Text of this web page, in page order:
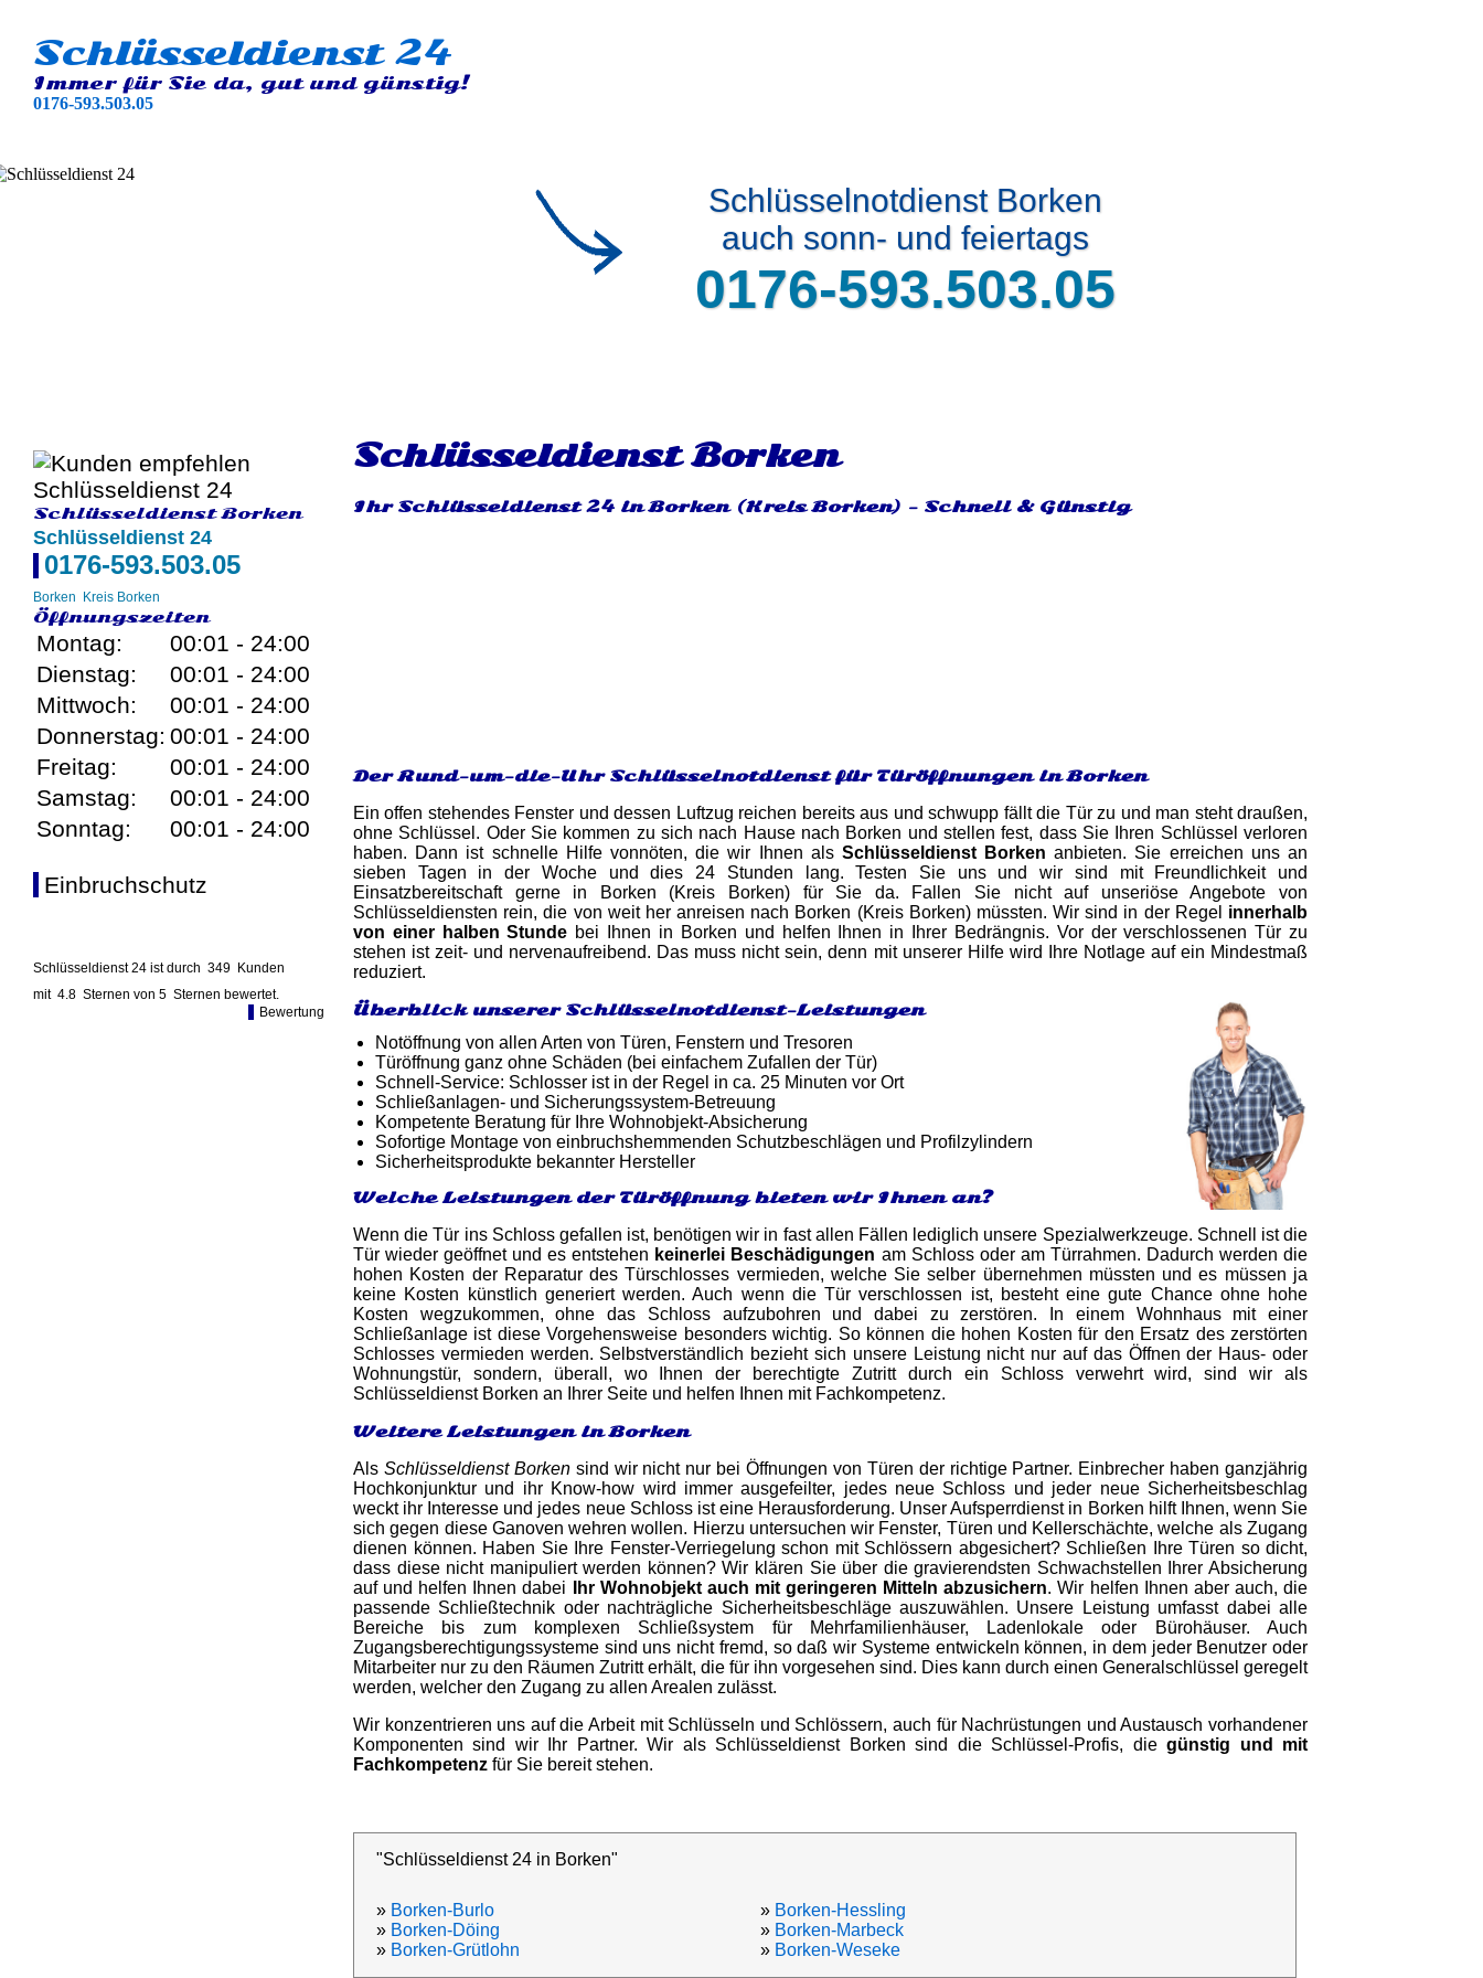
Schlüsseldienst 24
Immer für Sie da, gut und günstig!
0176-593.503.05
Schlüsselnotdienst Borken
auch sonn- und feiertags
0176-593.503.05
Schlüsseldienst Borken
Schlüsseldienst 24
0176-593.503.05
Borken Kreis Borken
Öffnungszeiten
Montag:
00:01 - 24:00
Dienstag:
00:01 - 24:00
Mittwoch:
00:01 - 24:00
Donnerstag: 00:01 - 24:00
Freitag:
00:01 - 24:00
Samstag:
00:01 - 24:00
Sonntag:
00:01 - 24:00
Einbruchschutz
Schlüsseldienst 24 ist durch 349 Kunden
mit 4.8 Sternen von 5 Sternen bewertet.
Bewertung
Schlüsseldienst Borken
Ihr Schlüsseldienst 24 in Borken (Kreis Borken) - Schnell & Günstig
Der Rund-um-die-Uhr Schlüsselnotdienst für Türöffnungen in Borken
Ein offen stehendes Fenster und dessen Luftzug reichen bereits aus und schwupp fällt die Tür zu und man steht draußen,
ohne Schlüssel. Oder Sie kommen zu sich nach Hause nach Borken und stellen fest, dass Sie Ihren Schlüssel verloren
haben. Dann ist schnelle Hilfe vonnöten, die wir Ihnen als Schlüsseldienst Borken anbieten. Sie erreichen uns an
sieben Tagen in der Woche und dies 24 Stunden lang. Testen Sie uns und wir sind mit Freundlichkeit und
Einsatzbereitschaft gerne in Borken (Kreis Borken) für Sie da. Fallen Sie nicht auf unseriöse Angebote von
Schlüsseldiensten rein, die von weit her anreisen nach Borken (Kreis Borken) müssten. Wir sind in der Regel innerhalb
von einer halben Stunde bei Ihnen in Borken und helfen Ihnen in Ihrer Bedrängnis. Vor der verschlossenen Tür zu
stehen ist zeit- und nervenaufreibend. Das muss nicht sein, denn mit unserer Hilfe wird Ihre Notlage auf ein Mindestmaß
reduziert.
Überblick unserer Schlüsselnotdienst-Leistungen
Notöffnung von allen Arten von Türen, Fenstern und Tresoren
Türöffnung ganz ohne Schäden (bei einfachem Zufallen der Tür)
Schnell-Service: Schlosser ist in der Regel in ca. 25 Minuten vor Ort
Schließanlagen- und Sicherungssystem-Betreuung
Kompetente Beratung für Ihre Wohnobjekt-Absicherung
Sofortige Montage von einbruchshemmenden Schutzbeschlägen und Profilzylindern
Sicherheitsprodukte bekannter Hersteller
Welche Leistungen der Türöffnung bieten wir Ihnen an?
Wenn die Tür ins Schloss gefallen ist, benötigen wir in fast allen Fällen lediglich unsere Spezialwerkzeuge. Schnell ist die
Tür wieder geöffnet und es entstehen keinerlei Beschädigungen am Schloss oder am Türrahmen. Dadurch werden die
hohen Kosten der Reparatur des Türschlosses vermieden, welche Sie selber übernehmen müssten und es müssen ja
keine Kosten künstlich generiert werden. Auch wenn die Tür verschlossen ist, besteht eine gute Chance ohne hohe
Kosten wegzukommen, ohne das Schloss aufzubohren und dabei zu zerstören. In einem Wohnhaus mit einer
Schließanlage ist diese Vorgehensweise besonders wichtig. So können die hohen Kosten für den Ersatz des zerstörten
Schlosses vermieden werden. Selbstverständlich bezieht sich unsere Leistung nicht nur auf das Öffnen der Haus- oder
Wohnungstür, sondern, überall, wo Ihnen der berechtigte Zutritt durch ein Schloss verwehrt wird, sind wir als
Schlüsseldienst Borken an Ihrer Seite und helfen Ihnen mit Fachkompetenz.
Weitere Leistungen in Borken
Als Schlüsseldienst Borkensind wir nicht nur bei Öffnungen von Türen der richtige Partner. Einbrecher haben ganzjährig
Hochkonjunktur und ihr Know-how wird immer ausgefeilter, jedes neue Schloss und jeder neue Sicherheitsbeschlag
weckt ihr Interesse und jedes neue Schloss ist eine Herausforderung. Unser Aufsperrdienst in Borken hilft Ihnen, wenn Sie
sich gegen diese Ganoven wehren wollen. Hierzu untersuchen wir Fenster, Türen und Kellerschächte, welche als Zugang
dienen können. Haben Sie Ihre Fenster-Verriegelung schon mit Schlössern abgesichert? Schließen Ihre Türen so dicht,
dass diese nicht manipuliert werden können? Wir klären Sie über die gravierendsten Schwachstellen Ihrer Absicherung
auf und helfen Ihnen dabei
Ihr Wohnobjekt auch mit geringeren Mitteln abzusichern. Wir helfen Ihnen aber auch, die
passende Schließtechnik oder nachträgliche Sicherheitsbeschläge auszuwählen. Unsere Leistung umfasst dabei alle
Bereiche bis zum komplexen Schließsystem für Mehrfamilienhäuser, Ladenlokale oder Bürohäuser. Auch
Zugangsberechtigungssysteme sind uns nicht fremd, so daß wir Systeme entwickeln können, in dem jeder Benutzer oder
Mitarbeiter nur zu den Räumen Zutritt erhält, die für ihn vorgesehen sind. Dies kann durch einen Generalschlüssel geregelt
werden, welcher den Zugang zu allen Arealen zulässt.
Wir konzentrieren uns auf die Arbeit mit Schlüsseln und Schlössern, auch für Nachrüstungen und Austausch vorhandener
Komponenten sind wir Ihr Partner. Wir als Schlüsseldienst Borken sind die Schlüssel-Profis, diegünstig und mit
Fachkompetenz für Sie bereit stehen.
"Schlüsseldienst 24 in Borken"
» Borken-Burlo
» Borken-Döing
» Borken-Grütlohn
» Borken-Hessling
» Borken-Marbeck
» Borken-Weseke